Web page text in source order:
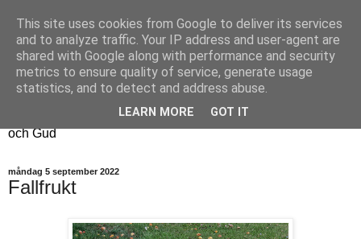
Fyren
Fyren finns för att sprida ljus i mörkret
För att påminna om guldkanterna i tillvaron
Här samsas jakt, hantverk, odling, och andra tankar om livet
och Gud
måndag 5 september 2022
Fallfrukt
This site uses cookies from Google to deliver its services
and to analyze traffic. Your IP address and user-agent are
shared with Google along with performance and security
metrics to ensure quality of service, generate usage
statistics, and to detect and address abuse.
LEARN MORE GOT IT